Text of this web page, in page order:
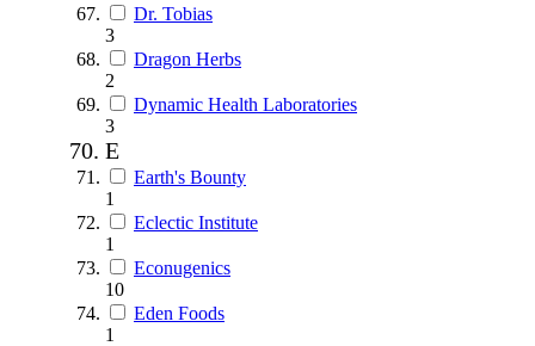
Dr. Tobias
3
Dragon Herbs
2
Dynamic Health Laboratories
3
E
Earth's Bounty
1
Eclectic Institute
1
Econugenics
10
Eden Foods
1